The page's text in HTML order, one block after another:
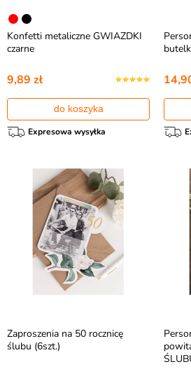
Konfetti metaliczne GWIAZDKI
czarne
9,89 zł
do koszyka
Expresowa wysyłka
Zaproszenia na 50 rocznicę
ślubu (6szt.)